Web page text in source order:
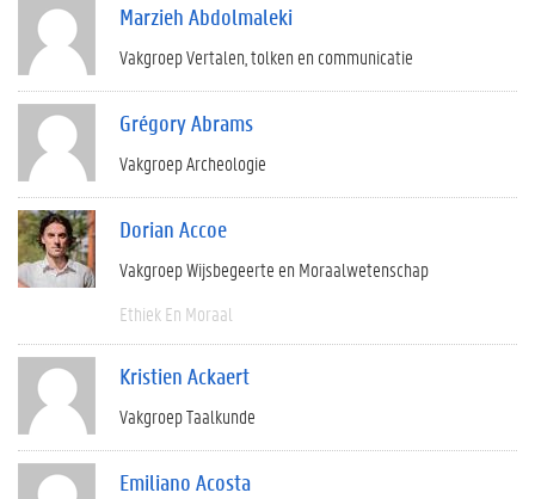
Marzieh Abdolmaleki
Vakgroep Vertalen, tolken en communicatie
Grégory Abrams
Vakgroep Archeologie
Dorian Accoe
Vakgroep Wijsbegeerte en Moraalwetenschap
Ethiek En Moraal
Kristien Ackaert
Vakgroep Taalkunde
Emiliano Acosta